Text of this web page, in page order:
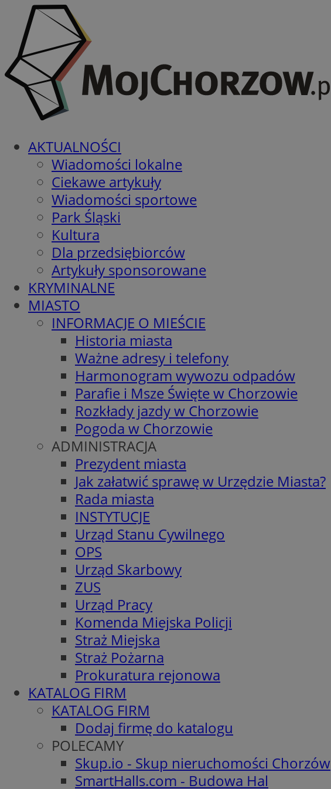
AKTUALNOŚCI
Wiadomości lokalne
Ciekawe artykuły
Wiadomości sportowe
Park Śląski
Kultura
Dla przedsiębiorców
Artykuły sponsorowane
KRYMINALNE
MIASTO
INFORMACJE O MIEŚCIE
Historia miasta
Ważne adresy i telefony
Harmonogram wywozu odpadów
Parafie i Msze Święte w Chorzowie
Rozkłady jazdy w Chorzowie
Pogoda w Chorzowie
ADMINISTRACJA
Prezydent miasta
Jak załatwić sprawę w Urzędzie Miasta?
Rada miasta
INSTYTUCJE
Urząd Stanu Cywilnego
OPS
Urząd Skarbowy
ZUS
Urząd Pracy
Komenda Miejska Policji
Straż Miejska
Straż Pożarna
Prokuratura rejonowa
KATALOG FIRM
KATALOG FIRM
Dodaj firmę do katalogu
POLECAMY
Skup.io - Skup nieruchomości Chorzów
SmartHalls.com - Budowa Hal